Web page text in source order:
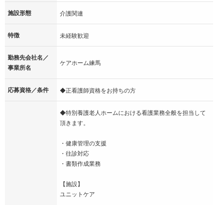
施設形態 介護関連
特徴 未経験歓迎
勤務先会社名／
事業所名
ケアホーム練馬
応募資格／条件 ◆正看護師資格をお持ちの方
◆特別養護老人ホームにおける看護業務全般を担当して
頂きます。
・健康管理の支援
・往診対応
・書類作成業務
【施設】
ユニットケア